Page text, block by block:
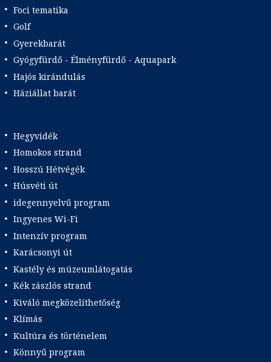
Foci tematika
Golf
Gyerekbarát
Gyógyfürdő - Élményfürdő - Aquapark
Hajós kirándulás
Háziállat barát
Hegyvidék
Homokos strand
Hosszú Hétvégék
Húsvéti út
idegennyelvű program
Ingyenes Wi-Fi
Intenzív program
Karácsonyi út
Kastély és múzeumlátogatás
Kék zászlós strand
Kiváló megközelíthetőség
Klímás
Kultúra és történelem
Könnyű program